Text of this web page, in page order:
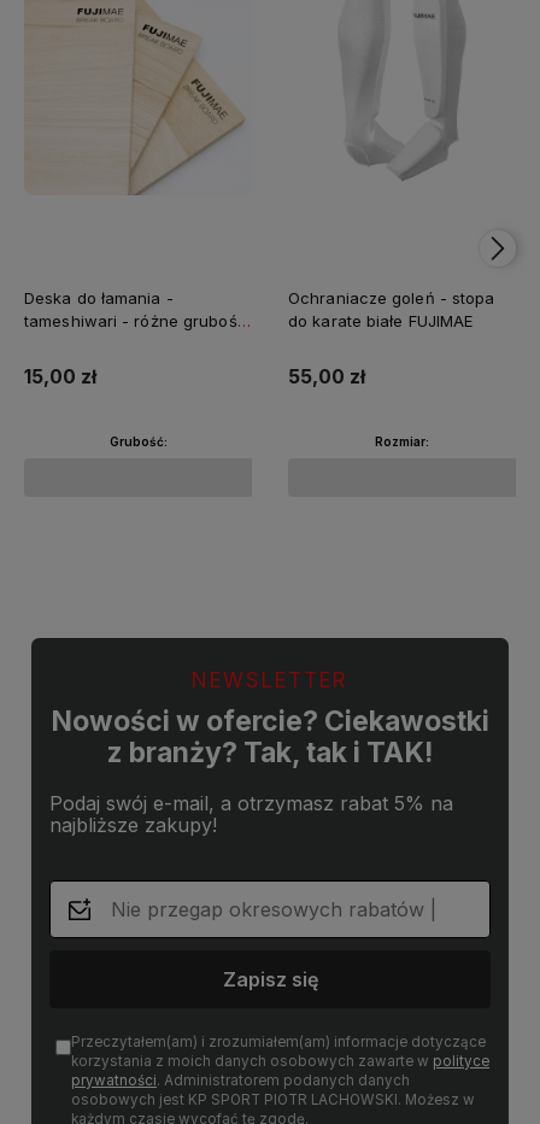
Deska do łamania -
tameshiwari - różne grubości
15,00 zł
Grubość:
Ochraniacze goleń - stopa
do karate białe FUJIMAE
55,00 zł
Rozmiar:
NEWSLETTER
Nowości w ofercie? Ciekawostki
z branży? Tak, tak i TAK!
Podaj swój e-mail, a otrzymasz rabat 5% na
najbliższe zakupy!
Zapisz się
Przeczytałem(am) i zrozumiałem(am) informacje dotyczące
korzystania z moich danych osobowych zawarte w polityce
prywatności. Administratorem podanych danych
osobowych jest KP SPORT PIOTR LACHOWSKI. Możesz w
każdym czasie wycofać tę zgodę.